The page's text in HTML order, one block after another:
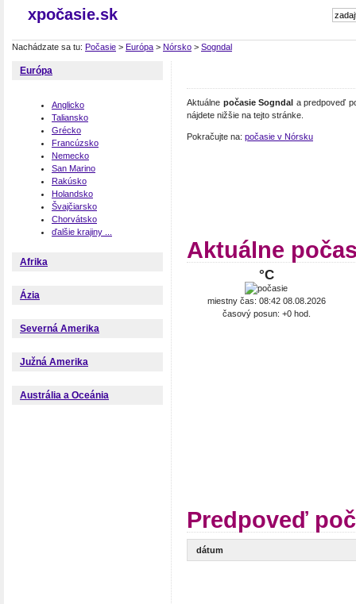
xpočasie.sk
Nachádzate sa tu: Počasie > Európa > Nórsko > Sogndal
Európa
Anglicko
Taliansko
Grécko
Francúzsko
Nemecko
San Marino
Rakúsko
Holandsko
Švajčiarsko
Chorvátsko
ďalšie krajiny ...
Afrika
Ázia
Severná Amerika
Južná Amerika
Austrália a Oceánia
Aktuálne počasie Sogndal a predpoveď
nájdete nižšie na tejto stránke.
Pokračujte na: počasie v Nórsku
Aktuálne
°C
miestny čas: 08:42 08.08.2026
časový posun: +0 hod.
Predpoveď
dátum